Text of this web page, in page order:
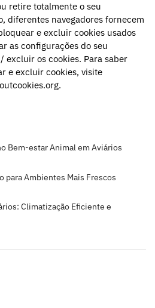
retire totalmente o seu
diferentes navegadores fornecem
e excluir cookies usados
as configurações do seu
excluir os cookies. Para saber
e excluir cookies, visite
Bem-estar Animal em Aviários
para Ambientes Mais Frescos
Climatização Eficiente e